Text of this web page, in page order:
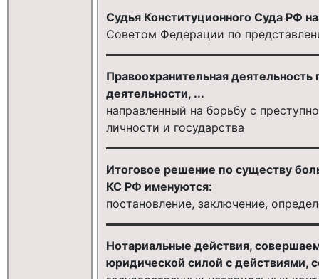
Судья Конституционного Суда РФ
Советом Федерации по
Правоохранительная
деятельности, ...
направленный на борьбу с
личности и государства
Итоговое решение по существу
КС РФ именуются:
постановление, заключение,
Нотариальные действия,
юридической силой с действиями,